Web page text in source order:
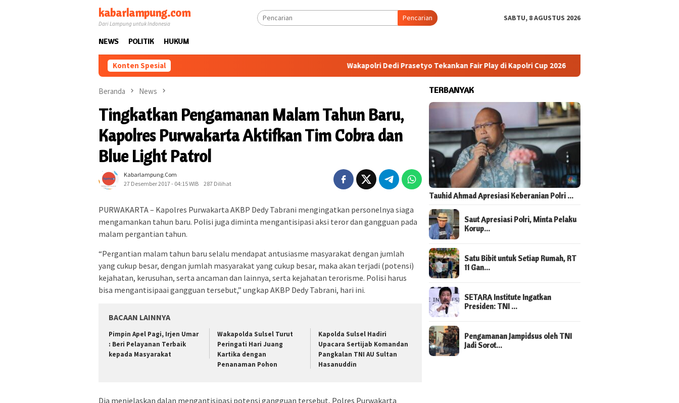
kabarlampung.com
Dari Lampung untuk Indonesia
Pencarian SABTU, 8 AGUSTUS 2026
NEWS POLITIK HUKUM
Konten Spesial Wakapolri Dedi Prasetyo Tekankan Fair Play di Kapolri Cup 2026
Beranda News
Tingkatkan Pengamanan Malam Tahun Baru,
Kapolres Purwakarta Aktifkan Tim Cobra dan
Blue Light Patrol
Kabarlampung.com
27 Desember 2017 - 04:15 WIB
287 Dilihat
PURWAKARTA – Kapolres Purwakarta AKBP Dedy Tabrani mengingatkan personelnya siaga
mengamankan tahun baru. Polisi juga diminta mengantisipasi aksi teror dan gangguan pada
malam pergantian tahun.
“Pergantian malam tahun baru selalu mendapat antusiasme masyarakat dengan jumlah
yang cukup besar, dengan jumlah masyarakat yang cukup besar, maka akan terjadi (potensi)
kejahatan, kerusuhan, serta ancaman dan lainnya, serta kejahatan terorisme. Polisi harus
bisa mengantisipaai gangguan tersebut,” ungkap AKBP Dedy Tabrani, hari ini.
BACAAN LAINNYA
Pimpin Apel Pagi, Irjen Umar
: Beri Pelayanan Terbaik
kepada Masyarakat
Wakapolda Sulsel Turut
Peringati Hari Juang
Kartika dengan
Penanaman Pohon
Kapolda Sulsel Hadiri
Upacara Sertijab Komandan
Pangkalan TNI AU Sultan
Hasanuddin
Dia menjelaskan dalan mengantisipasi potensi gangguan tersebut, Polres Purwakarta
TERBANYAK
Tauhid Ahmad Apresiasi Keberanian Polri …
Saut Apresiasi Polri, Minta Pelaku
Korup…
Satu Bibit untuk Setiap Rumah, RT
11 Gan…
SETARA Institute Ingatkan
Presiden: TNI …
Pengamanan Jampidsus oleh TNI
Jadi Sorot…